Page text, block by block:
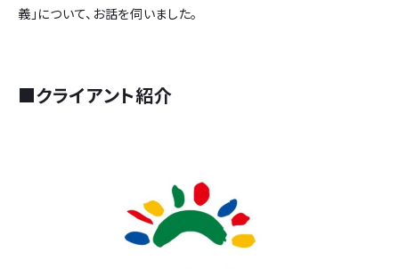
義」について、お話を伺いました。
■クライアント紹介